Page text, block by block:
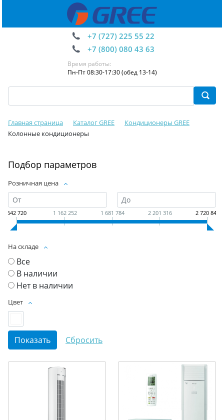
+7 (727) 225 55 22
+7 (800) 080 43 63
Время работы:
Пн-Пт 08:30-17:30 (обед 13-14)
Главная страница Каталог GREE
Кондиционеры GREE
Колонные кондиционеры
Подбор параметров
Розничная цена
642 720 1 162 252 1 681 784 2 201 316 2 720 848
На складе
Все
В наличии
Нет в наличии
Цвет